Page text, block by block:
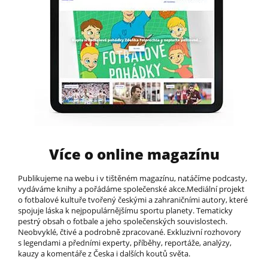
Více o online magazínu
Publikujeme na webu i v tištěném magazínu, natáčíme podcasty,
vydáváme knihy a pořádáme společenské akce.Mediální projekt
o fotbalové kultuře tvořený českými a zahraničními autory, které
spojuje láska k nejpopulárnějšímu sportu planety. Tematicky
pestrý obsah o fotbale a jeho společenských souvislostech.
Neobvyklé, čtivé a podrobně zpracované. Exkluzivní rozhovory
s legendami a předními experty, příběhy, reportáže, analýzy,
kauzy a komentáře z Česka i dalších koutů světa.